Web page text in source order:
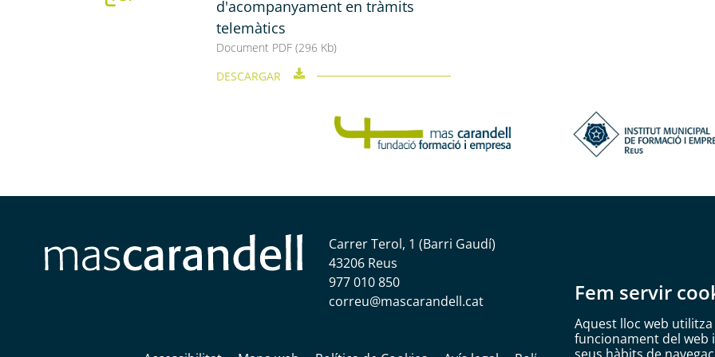
Fem servir
Aquest lloc web
funcionament del web
d'acompanyament en tràmits
telemàtics
Document PDF (296 Kb)
DESCARGAR
Carrer Terol, 1 (Barri Gaudí)
43206 Reus
977 010 850
correu@mascarandell.cat